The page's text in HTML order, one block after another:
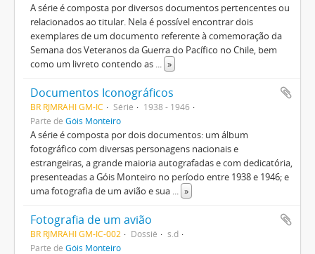
A série é composta por diversos documentos pertencentes ou
relacionados ao titular. Nela é possível encontrar dois
exemplares de um documento referente à comemoração da
Semana dos Veteranos da Guerra do Pacífico no Chile, bem
como um livreto contendo as ... »
Documentos Iconográficos
BR RJMRAHI GM-IC Série
1938 - 1946
Parte de Góis Monteiro
A série é composta por dois documentos: um álbum
fotográfico com diversas personagens nacionais e
estrangeiras, a grande maioria autografadas e com dedicatória,
presenteadas a Góis Monteiro no período entre 1938 e 1946; e
uma fotografia de um avião e sua ... »
Fotografia de um avião
BR RJMRAHI GM-IC-002 Dossiê
s.d
Parte de Góis Monteiro